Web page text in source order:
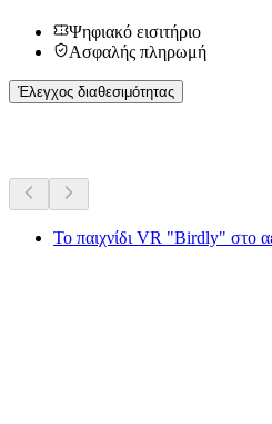
Ψηφιακό εισιτήριο
Ασφαλής πληρωμή
Έλεγχος διαθεσιμότητας
Το παιχνίδι VR "Birdly" στο